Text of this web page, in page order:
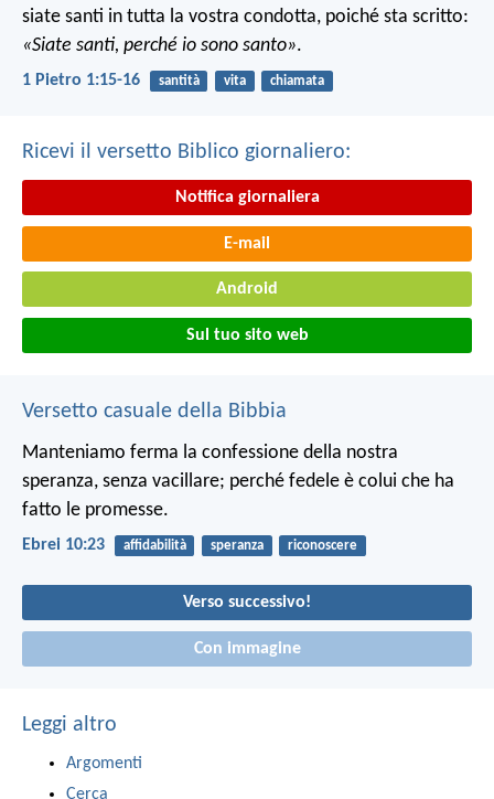
siate santi in tutta la vostra condotta, poiché sta scritto:
«Siate santi, perché io sono santo».
1 Pietro 1:15-16 santità vita chiamata
Ricevi il versetto Biblico giornaliero:
Notifica giornaliera
E-mail
Android
Sul tuo sito web
Versetto casuale della Bibbia
Manteniamo ferma la confessione della nostra
speranza, senza vacillare; perché fedele è colui che ha
fatto le promesse.
Ebrei 10:23 affidabilità speranza riconoscere
Verso successivo!
Con immagine
Leggi altro
Argomenti
Cerca